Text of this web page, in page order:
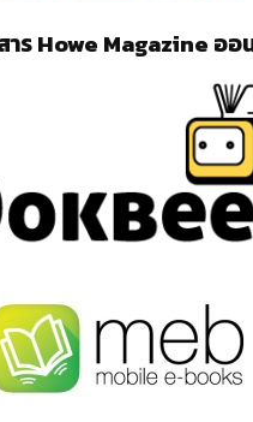
ร Howe Magazine ออ